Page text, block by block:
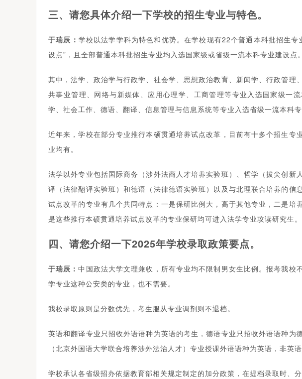
三、请您具体介绍一下学校的招生专业与特色。
于瑞辰： 学校以法学学科为特色和优势。在学校现有22个普通本科批招生
设点”，且全部普通本科批招生专业均入选国家级或省级一流本科专业建设点。
其中，法学、政治学与行政学、社会学、思想政治教育、新闻学、行政管理
共事业管理、网络与新媒体、应用心理学、工商管理等专业入选国家级一
学、社会工作、德语、翻译、信息管理与信息系统等专业入选省级一流本科专
近年来，学校在部分专业推行本硕贯通培养试点改革，目前有十多个招生专
业均有。
法学以外专业包括国际商务（涉外法商人才培养实验班）、哲学（拔尖创新
译（法律翻译实验班）和德语（法律德语实验班）以及与北理联合培养的信
试点改革的专业有几个共同特点：一是保研比例大，高于其他专业，二是培
是这些推行本硕贯通培养试点改革的专业保研均可进入法学专业攻读研究生。
四、请您介绍一下2025年学校录取政策要点。
于瑞辰：中国政法大学文理兼收，所有专业均不限制男女生比例。报考我校
学专业这种公安类的专业，也不需要。
我校录取原则是分数优先，考生服从专业调剂则不退档。
英语和翻译专业只招收外语语种为英语的考生，德语专业只招收外语语种为
（北京外国语大学联合培养涉外法治人才）专业授课外语语种为英语，非英
学校承认各省级招办依据教育部相关规定制定的加分政策，在提档录取时、分